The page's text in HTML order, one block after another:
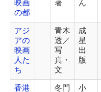
映画
の都
著
ん
アジ
アの
映画
人た
ち
青木
透／
写
真・
文
成
星
出
版
香港 冬門 小